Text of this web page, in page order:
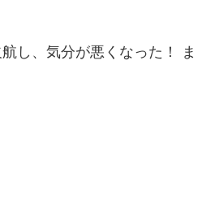
し、気分が悪くなった！ ま